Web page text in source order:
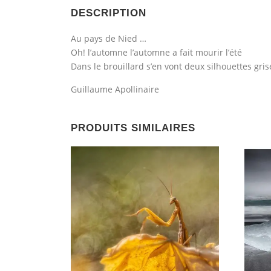
DESCRIPTION
Au pays de Nied …
Oh! l’automne l’automne a fait mourir l’été
Dans le brouillard s’en vont deux silhouettes
Guillaume Apollinaire
PRODUITS SIMILAIRES